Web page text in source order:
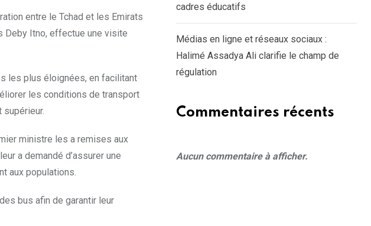
entre le Tchad et les Emirats
Deby Itno, effectue une visite
les plus éloignées, en facilitant
les conditions de transport
ministre les a remises aux
a demandé d’assurer une
aux populations.
bus afin de garantir leur
cadres éducatifs
Médias en ligne et réseaux sociaux :
Halimé Assadya Ali clarifie le champ de
régulation
Commentaires récents
Aucun commentaire à afficher.